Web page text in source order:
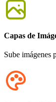
Capas de
Sube imágenes